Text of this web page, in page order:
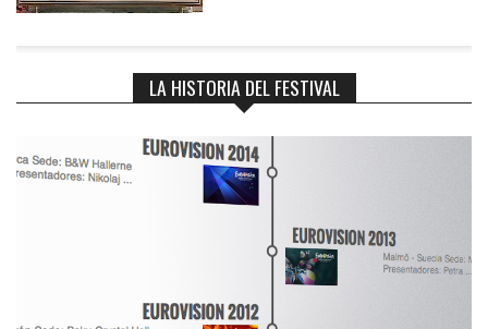
LA HISTORIA DEL FESTIVAL